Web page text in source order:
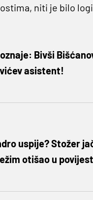
niti je bilo
Bivši
asistent!
uspije? Stožer
otišao u povijest